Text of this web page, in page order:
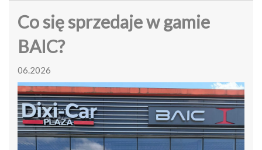
Co się sprzedaje w gamie
BAIC?
06.2026